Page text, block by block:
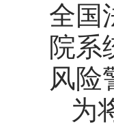
全国
院系
风险
为